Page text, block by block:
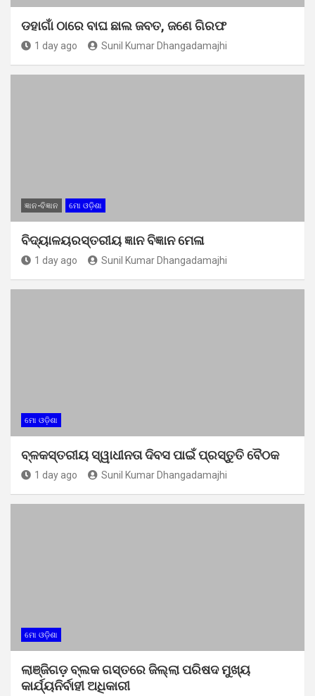
ଡହାଗାଁ ଠାରେ ବାଘ ଛାଲ ଜବତ, ଜଣେ ଗିରଫ
1 day ago Sunil Kumar Dhangadamajhi
ଜ୍ଞାନ-ବିଜ୍ଞାନ ମୋ ଓଡ଼ିଶା
ବିଦ୍ୟାଳୟରସ୍ତରୀୟ ଜ୍ଞାନ ବିଜ୍ଞାନ ମେଳା
1 day ago Sunil Kumar Dhangadamajhi
ମୋ ଓଡ଼ିଶା
ବ୍ଳକସ୍ତରୀୟ ସ୍ୱାଧୀନତା ଦିବସ ପାଇଁ ପ୍ରସ୍ତୁତି ବୈଠକ
1 day ago Sunil Kumar Dhangadamajhi
ମୋ ଓଡ଼ିଶା
ଲାଞ୍ଜିଗଡ଼ ବ୍ଲକ ଗସ୍ତରେ ଜିଲ୍ଲା ପରିଷଦ ମୁଖ୍ୟ
କାର୍ଯ୍ୟନିର୍ବାହୀ ଅଧିକାରୀ